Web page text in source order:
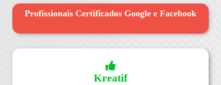
Profissionais Certificados Google e Facebook
Kreatif